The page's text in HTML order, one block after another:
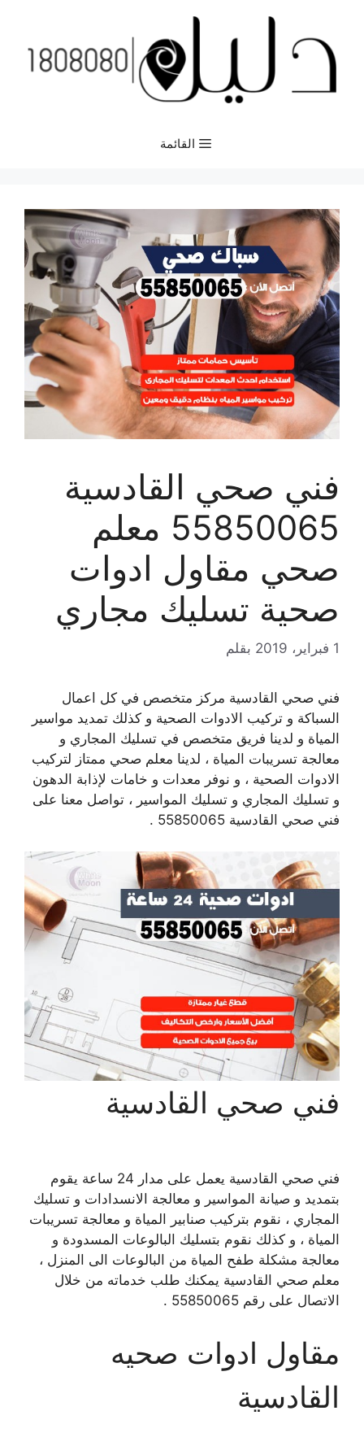
المحتوى
القائمة
فني صحي القادسية
55850065 معلم
صحي مقاول ادوات
صحية تسليك مجاري
1 فبراير، 2019 بقلم
فني صحي القادسية مركز متخصص في كل اعمال
السباكة و تركيب الادوات الصحية و كذلك تمديد مواسير
المياة و لدينا فريق متخصص في تسليك المجاري و
معالجة تسريبات المياة ، لدينا معلم صحي ممتاز لتركيب
الادوات الصحية ، و نوفر معدات و خامات لإذابة الدهون
و تسليك المجاري و تسليك المواسير ، تواصل معنا على
فني صحي القادسية 55850065 .
فني صحي القادسية
فني صحي القادسية يعمل على مدار 24 ساعة يقوم
بتمديد و صيانة المواسير و معالجة الانسدادات و تسليك
المجاري ، نقوم بتركيب صنابير المياة و معالجة تسريبات
المياة ، و كذلك نقوم بتسليك البالوعات المسدودة و
معالجة مشكلة طفح المياة من البالوعات الى المنزل ،
معلم صحي القادسية يمكنك طلب خدماته من خلال
الاتصال على رقم 55850065 .
مقاول ادوات صحيه
القادسية